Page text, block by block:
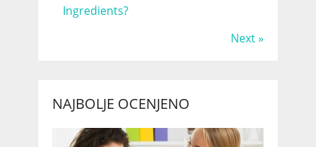
Ingredients?
Next »
NAJBOLJE OCENJENO